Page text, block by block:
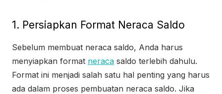
1. Persiapkan Format Neraca Saldo
Sebelum membuat neraca saldo, Anda harus
menyiapkan format neraca saldo terlebih dahulu.
Format ini menjadi salah satu hal penting yang harus
ada dalam proses pembuatan neraca saldo. Jika